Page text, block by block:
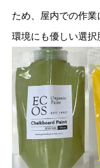
ため、屋内での作
環境にも優しい選択